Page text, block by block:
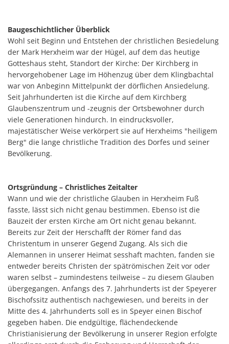
Wirtschaftsstruktur
ISEK
Baugeschichtlicher Überblick
Wohl seit Beginn und Entstehen der christlichen Besiedelung
der Mark Herxheim war der Hügel, auf dem das heutige
Gotteshaus steht, Standort der Kirche: Der Kirchberg in
hervorgehobener Lage im Höhenzug über dem Klingbachtal
war von Anbeginn Mittelpunkt der dörflichen Ansiedelung.
Seit Jahrhunderten ist die Kirche auf dem Kirchberg
Glaubenszentrum und -zeugnis der Ortsbewohner durch
viele Generationen hindurch. In eindrucksvoller,
majestätischer Weise verkörpert sie auf Herxheims "heiligem
Berg" die lange christliche Tradition des Dorfes und seiner
Bevölkerung.
Ortsgründung – Christliches Zeitalter
Wann und wie der christliche Glauben in Herxheim Fuß
fasste, lässt sich nicht genau bestimmen. Ebenso ist die
Bauzeit der ersten Kirche am Ort nicht genau bekannt.
Bereits zur Zeit der Herschafft der Römer fand das
Christentum in unserer Gegend Zugang. Als sich die
Alemannen in unserer Heimat sesshaft machten, fanden sie
entweder bereits Christen der spätrömischen Zeit vor oder
waren selbst – zumindestens teilweise – zu diesem Glauben
übergegangen. Anfangs des 7. Jahrhunderts ist der Speyerer
Bischofssitz authentisch nachgewiesen, und bereits in der
Mitte des 4. Jahrhunderts soll es in Speyer einen Bischof
gegeben haben. Die endgültige, flächendeckende
Christianisierung der Bevölkerung in unserer Region erfolgte